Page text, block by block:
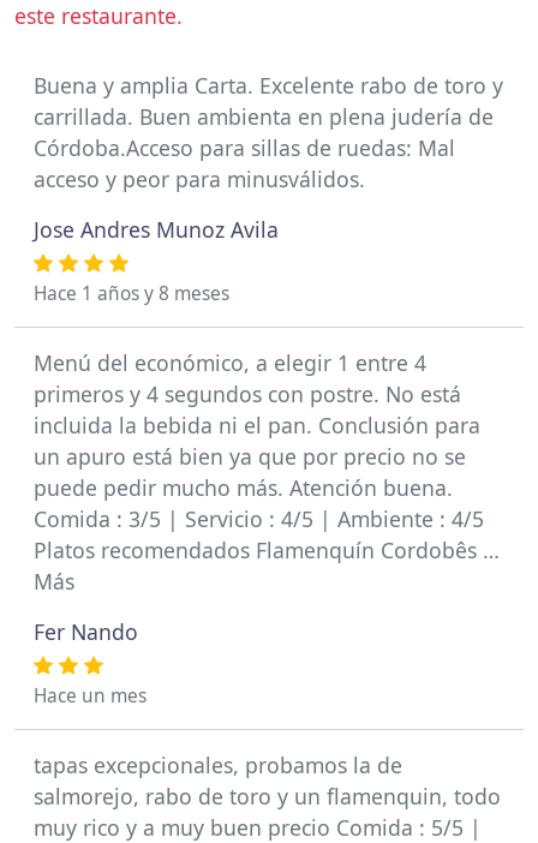
este restaurante.
Buena y amplia Carta. Excelente rabo de toro y
carrillada. Buen ambienta en plena judería de
Córdoba.Acceso para sillas de ruedas: Mal
acceso y peor para minusválidos.
Jose Andres Munoz Avila
Hace 1 años y 8 meses
Menú del económico, a elegir 1 entre 4
primeros y 4 segundos con postre. No está
incluida la bebida ni el pan. Conclusión para
un apuro está bien ya que por precio no se
puede pedir mucho más. Atención buena.
Comida : 3/5 | Servicio : 4/5 | Ambiente : 4/5
Platos recomendados Flamenquín Cordobês …
Más
Fer Nando
Hace un mes
tapas excepcionales, probamos la de
salmorejo, rabo de toro y un flamenquin, todo
muy rico y a muy buen precio Comida : 5/5 |